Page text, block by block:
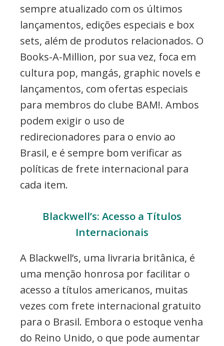
sempre atualizado com os últimos
lançamentos, edições especiais e box
sets, além de produtos relacionados. O
Books-A-Million, por sua vez, foca em
cultura pop, mangás, graphic novels e
lançamentos, com ofertas especiais
para membros do clube BAM!. Ambos
podem exigir o uso de
redirecionadores para o envio ao
Brasil, e é sempre bom verificar as
políticas de frete internacional para
cada item.
Blackwell’s: Acesso a Títulos
Internacionais
A Blackwell’s, uma livraria britânica, é
uma menção honrosa por facilitar o
acesso a títulos americanos, muitas
vezes com frete internacional gratuito
para o Brasil. Embora o estoque venha
do Reino Unido, o que pode aumentar